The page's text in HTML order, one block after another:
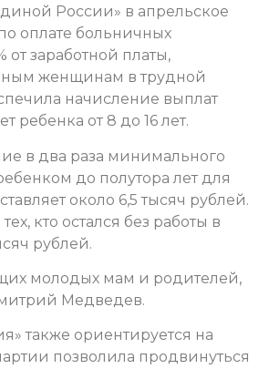
России» в апрельское
оплате больничных
заработной платы,
женщинам в трудной
начисление выплат
ребенка от 8 до 16 лет.
в два раза минимального
до полутора лет для
около 6,5 тысяч рублей.
кто остался без работы в
рублей.
молодых мам и родителей,
Медведев.
также ориентируется на
позволила продвинуться